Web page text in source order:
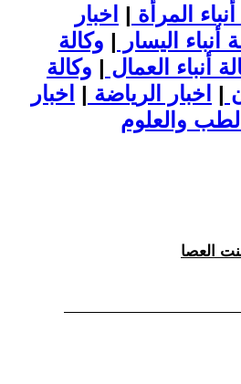
المرأة | اخبار
أنباء اليسار | وكالة
أنباء العمال | وكالة
| اخبار الرياضة | اخبار